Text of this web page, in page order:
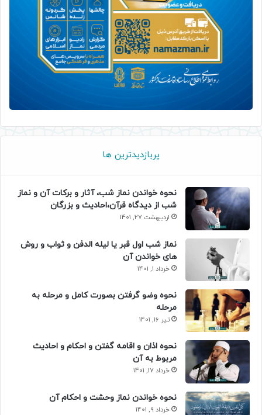
پربازدیدترین ها
نحوه خواندن نماز شب، آثار و برکات آن و نماز
شب از دیدگاه قرآن،احادیث و بزرگان
اردیبهشت 27, 1401
نماز شب اول قبر یا لیله الدفن و ثواب و روش
های خواندن آن
خرداد 1, 1401
نحوه وضو گرفتن بصورت کامل و مرحله به
مرحله
تیر 16, 1401
نحوه اذان و اقامه گفتن و احکام و احادیث
مربوط به آن
خرداد 17, 1401
نحوه خواندن نماز وحشت و احکام آن
خرداد 9, 1401